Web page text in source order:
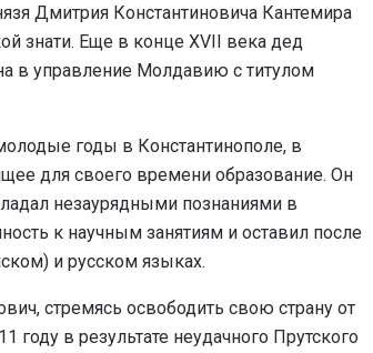
Дмитрия Константиновича Кантемира
знати. Еще в конце XVII века дед
в управление Молдавию с титулом
годы в Константинополе, в
для своего времени образование. Он
незаурядными познаниями в
к научным занятиям и оставил после
и русском языках.
стремясь освободить свою страну от
году в результате неудачного Прутского